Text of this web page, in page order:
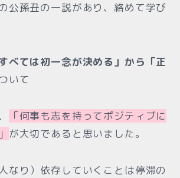
公孫丑の一説があり、絡めて学び
すべては初一念が決める」から「正
いて
「何事も志を持ってポジティブに
が大切であると思いました。
なり）依存していくことは停滞の